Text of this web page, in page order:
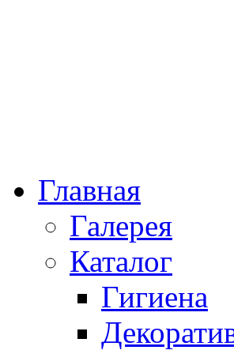
Главная
Галерея
Каталог
Гигиена